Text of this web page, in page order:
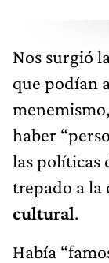
Nos surgió
que podían
haber
las políticas
trepado a la
cultural.
Había